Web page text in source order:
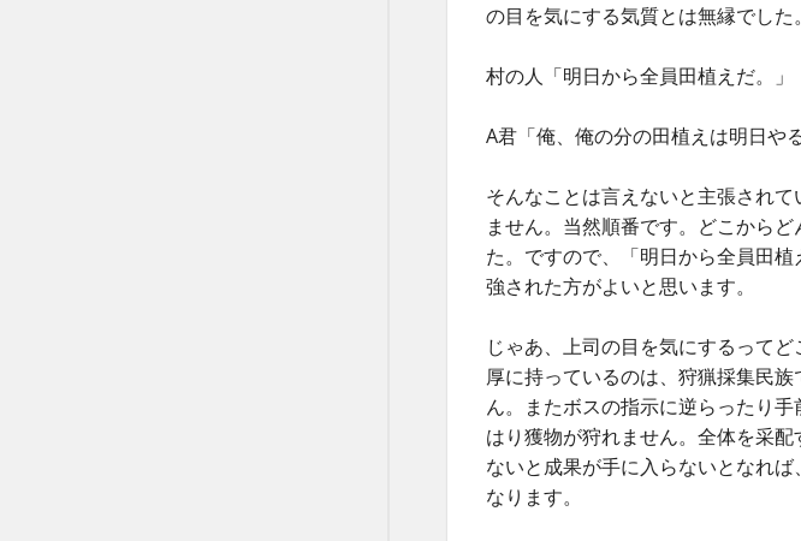
の目を気にする気質とは無縁でした。
村の人「明日から全員田植えだ。」
A君「俺、俺の分の田植えは明日や
そんなことは言えないと主張され
ません。当然順番です。どこから
た。ですので、「明日から全員田
強された方がよいと思います。
じゃあ、上司の目を気にするって
厚に持っているのは、狩猟採集民
ん。またボスの指示に逆らったり
はり獲物が狩れません。全体を采
ないと成果が手に入らないとなれ
なります。